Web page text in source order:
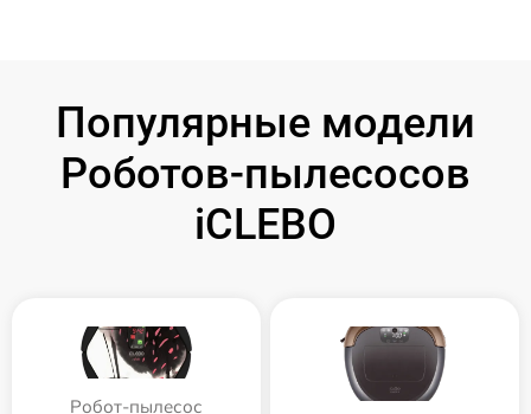
Популярные модели
Роботов-пылесосов
iCLEBO
Робот-пылесос